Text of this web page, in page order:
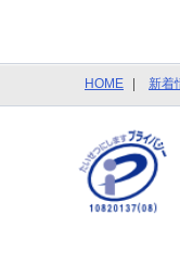
HOME 新着